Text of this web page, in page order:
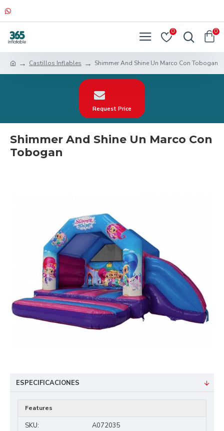
0 0
Castillos Inflables Shimmer And Shine Un Marco Con Tobogan
Request Price
Shimmer And Shine Un Marco Con
Tobogan
ESPECIFICACIONES
Features
SKU:
A072035